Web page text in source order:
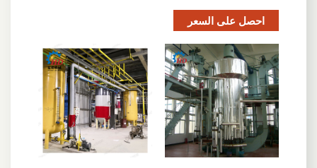
احصل على السعر